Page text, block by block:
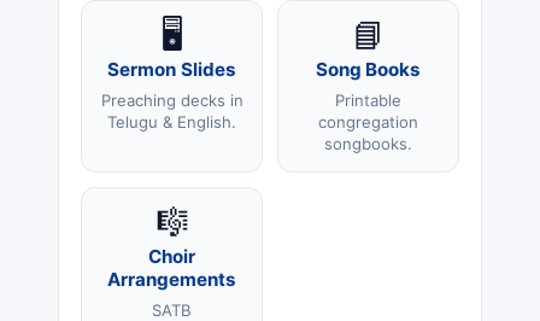
🖥️
Sermon Slides
Preaching decks in
Telugu & English.
📘
Song Books
Printable
congregation
songbooks.
🎼
Choir
Arrangements
SATB